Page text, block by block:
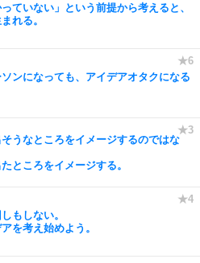
っていない」という前提から考えると、
れる。
ンになっても、アイデアオタクになる
うなところをイメージするのではな
ところをイメージする。
もしない。
を考え始めよう。